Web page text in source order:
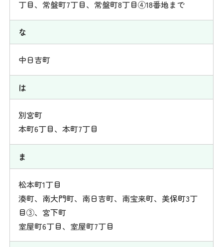
丁目、常盤町7丁目、常盤町8丁目④18番地まで
な
中日吉町
は
別宮町
本町6丁目、本町7丁目
ま
松本町1丁目
湊町、南大門町、南日吉町、南宝来町、美保町3丁
目③、宮下町
室屋町6丁目、室屋町7丁目